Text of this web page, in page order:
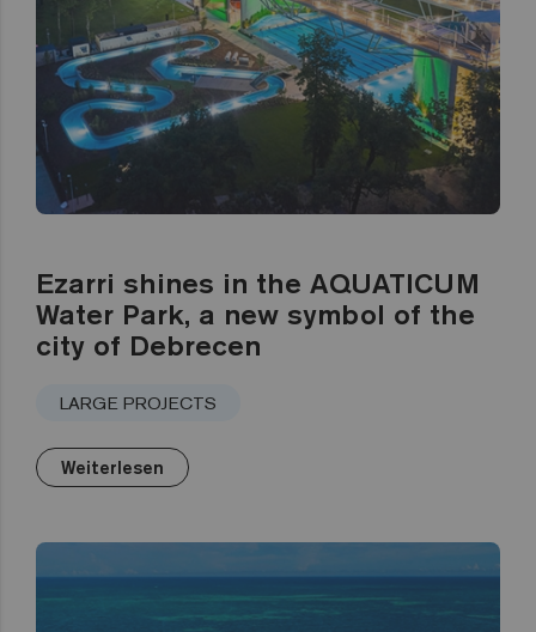
Ezarri shines in the AQUATICUM
Water Park, a new symbol of the
city of Debrecen
LARGE PROJECTS
Weiterlesen